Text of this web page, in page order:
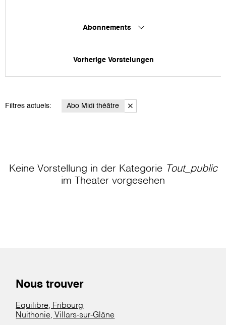
Abonnements
Vorherige Vorstelungen
Filtres actuels: Abo Midi théâtre
Keine Vorstellung in der Kategorie Tout_public
im Theater vorgesehen
Nous trouver
Equilibre, Fribourg
Nuithonie, Villars-sur-Glâne